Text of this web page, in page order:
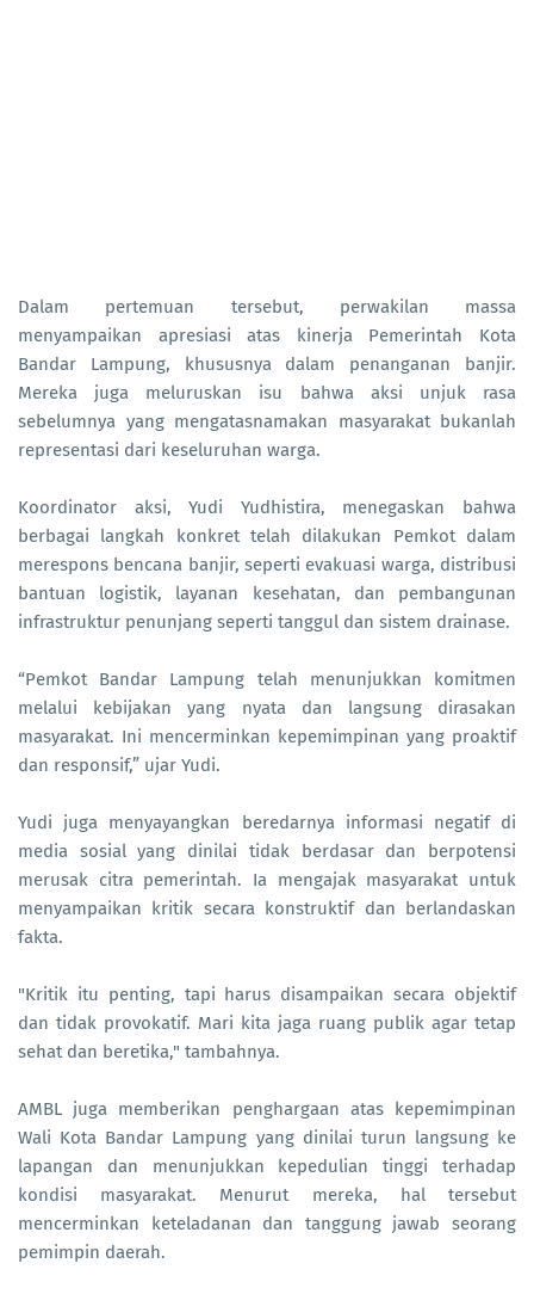
Dalam pertemuan tersebut, perwakilan massa
menyampaikan apresiasi atas kinerja Pemerintah Kota
Bandar Lampung, khususnya dalam penanganan banjir.
Mereka juga meluruskan isu bahwa aksi unjuk rasa
sebelumnya yang mengatasnamakan masyarakat bukanlah
representasi dari keseluruhan warga.
Koordinator aksi, Yudi Yudhistira, menegaskan bahwa
berbagai langkah konkret telah dilakukan Pemkot dalam
merespons bencana banjir, seperti evakuasi warga, distribusi
bantuan logistik, layanan kesehatan, dan pembangunan
infrastruktur penunjang seperti tanggul dan sistem drainase.
“Pemkot Bandar Lampung telah menunjukkan komitmen
melalui kebijakan yang nyata dan langsung dirasakan
masyarakat. Ini mencerminkan kepemimpinan yang proaktif
dan responsif,” ujar Yudi.
Yudi juga menyayangkan beredarnya informasi negatif di
media sosial yang dinilai tidak berdasar dan berpotensi
merusak citra pemerintah. Ia mengajak masyarakat untuk
menyampaikan kritik secara konstruktif dan berlandaskan
fakta.
"Kritik itu penting, tapi harus disampaikan secara objektif
dan tidak provokatif. Mari kita jaga ruang publik agar tetap
sehat dan beretika," tambahnya.
AMBL juga memberikan penghargaan atas kepemimpinan
Wali Kota Bandar Lampung yang dinilai turun langsung ke
lapangan dan menunjukkan kepedulian tinggi terhadap
kondisi masyarakat. Menurut mereka, hal tersebut
mencerminkan keteladanan dan tanggung jawab seorang
pemimpin daerah.